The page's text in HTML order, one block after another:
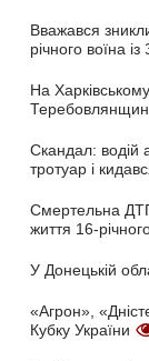
Вважався
річного воїна
На
Скандал: водій
тротуар і
Смертельна
життя 16-
У Донецькій
«Агрон»,
Кубку України